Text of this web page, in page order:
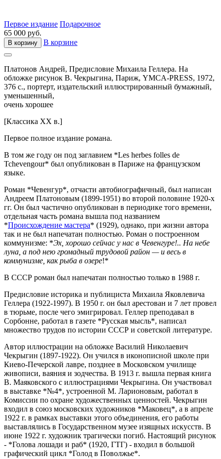
Первое издание Подарочное
65 000 руб.
В корзину В корзине
Платонов Андрей, Предисловие Михаила Геллера. На
обложке рисунок В. Чекрыгина, Париж, YMCA-PRESS, 1972,
376 с., портерт, издательский иллюстрированный бумажный,
уменьшенный,
очень хорошее
[Классика XX в.]
Первое полное издание романа.
В том же году он под заглавием *Les herbes folles de
Tchevengour* был опубликован в Париже на французском
языке.
Роман *Чевенгур*, отчасти автобиографичный, был написан
Андреем Платоновым (1899-1951) во второй половине 1920-х
гг. Он был частично опубликован в периодике того времени,
отдельная часть романа вышла под названием
*Происхождение мастера* (1929), однако, при жизни автора
так и не был напечатан полностью. Роман о построенном
коммунизме: *Эх, хорошо сейчас у нас в Чевенгуре!.. На небе
луна, а под нею громадный трудовой район — и весь в
коммунизме, как рыба в озере!*
В СССР роман был напечатан полностью только в 1988 г.
Предисловие историка и публициста Михаила Яковлевича
Геллера (1922-1997). В 1950 г. он был арестован и 7 лет провел
в тюрьме, после чего эмигрировал. Геллер преподавал в
Сорбонне, работал в газете *Русская мысль*, написал
множество трудов по истории СССР и советской литературе.
Автор иллюстрации на обложке Василий Николаевич
Чекрыгин (1897-1922). Он учился в иконописной школе при
Киево-Печерской лавре, позднее в Московском училище
живописи, ваяния и зодчества. В 1913 г. вышла первая книга
В. Маяковского с иллюстрациями Чекрыгина. Он участвовал
в выставке *№4*, устроенной М. Ларионовым, работал в
Комиссии по охране художественных ценностей. Чекрыгин
входил в союз московских художников *Маковец*, а в апреле
1922 г. в рамках выставки этого объединения, его работы
выставлялись в Государственном музее изящных искусств. В
июне 1922 г. художник трагически погиб. Настоящий рисунок
- *Голова лошади и раб* (1920, ГТГ) - входил в большой
графический цикл *Голод в Поволжье*.